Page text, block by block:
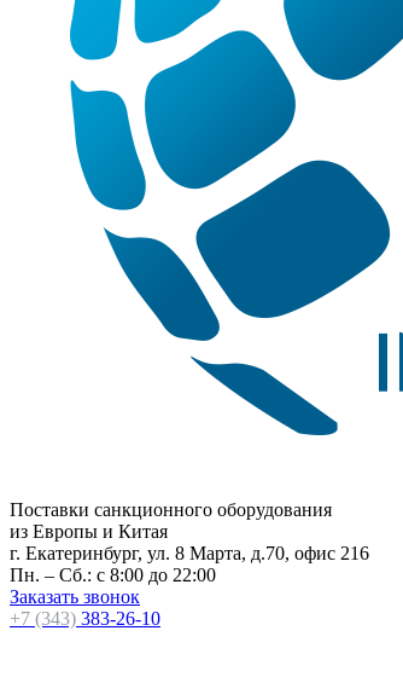
Поставки санкционного оборудования
из Европы и Китая
г. Екатеринбург, ул. 8 Марта, д.70, офис 216
Пн. – Сб.: с 8:00 до 22:00
Заказать звонок
+7 (343) 383-26-10